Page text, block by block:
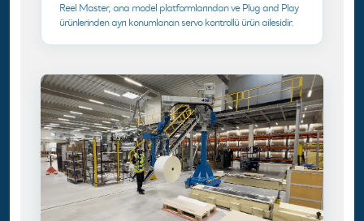
Reel Master, ana model platformlarından ve Plug and Play
ürünlerinden ayrı konumlanan servo kontrollü ürün ailesidir.